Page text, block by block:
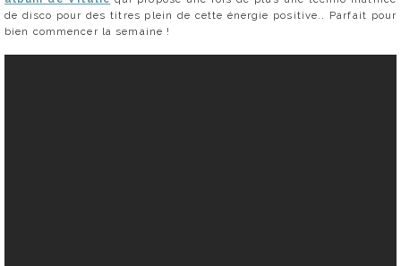
de disco pour des titres plein de cette énergie positive.. Parfait pour
bien commencer la semaine !